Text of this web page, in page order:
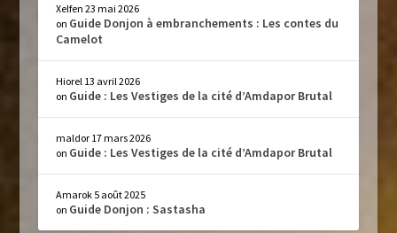
Xelfen 23 mai 2026
on Guide Donjon à embranchements : Les contes du
Camelot
Hiorel 13 avril 2026
on Guide : Les Vestiges de la cité d’Amdapor Brutal
maldor 17 mars 2026
on Guide : Les Vestiges de la cité d’Amdapor Brutal
Amarok 5 août 2025
on Guide Donjon : Sastasha